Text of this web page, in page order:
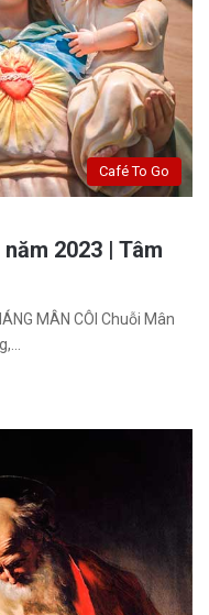
Café To Go
2023 | Tâm
MÂN CÔI Chuỗi Mân